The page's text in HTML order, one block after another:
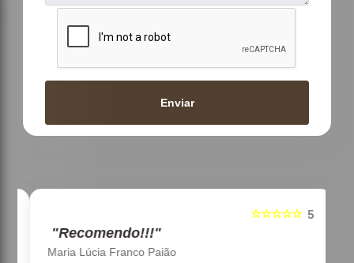
Enviar
5
☆☆☆☆☆
"Recomendo!!!"
Maria Lúcia Franco Paião